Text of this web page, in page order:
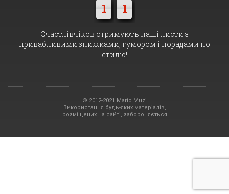
1 1
Cчастлівчіков отримують наші листи з
привабливими знижками, гумором і порадами по
стилю!
© 2012-2021 Mario Muzi
Використання будь-яких матеріалів,
розміщених на сайті, забороняється